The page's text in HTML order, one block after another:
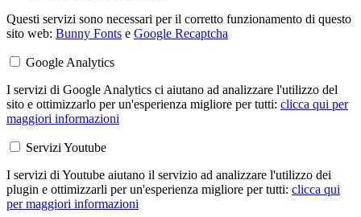
Questi servizi sono necessari per il corretto funzionamento di questo
sito web: Bunny Fonts e Google Recaptcha
Google Analytics
I servizi di Google Analytics ci aiutano ad analizzare l'utilizzo del
sito e ottimizzarlo per un'esperienza migliore per tutti: clicca qui per
maggiori informazioni
Servizi Youtube
I servizi di Youtube aiutano il servizio ad analizzare l'utilizzo dei
plugin e ottimizzarli per un'esperienza migliore per tutti: clicca qui
per maggiori informazioni